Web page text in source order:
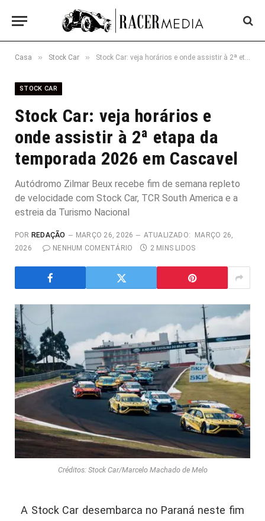
Casa » Stock Car » Stock Car: veja horários e onde assistir à 2ª etapa da temporada 2026 em Cascavel
STOCK CAR
Stock Car: veja horários e
onde assistir à 2ª etapa da
temporada 2026 em Cascavel
Autódromo Zilmar Beux recebe fim de semana repleto
de velocidade com Stock Car, TCR South America e a
estreia da Turismo Nacional
POR REDAÇÃO MARÇO 26, 2026 ATUALIZADO:
MARÇO 26,
2026
NENHUM COMENTÁRIO 2 MINS LIDOS
Créditos: Stock Car/Marcelo Machado de Melo
A Stock Car desembarca no Paraná neste fim